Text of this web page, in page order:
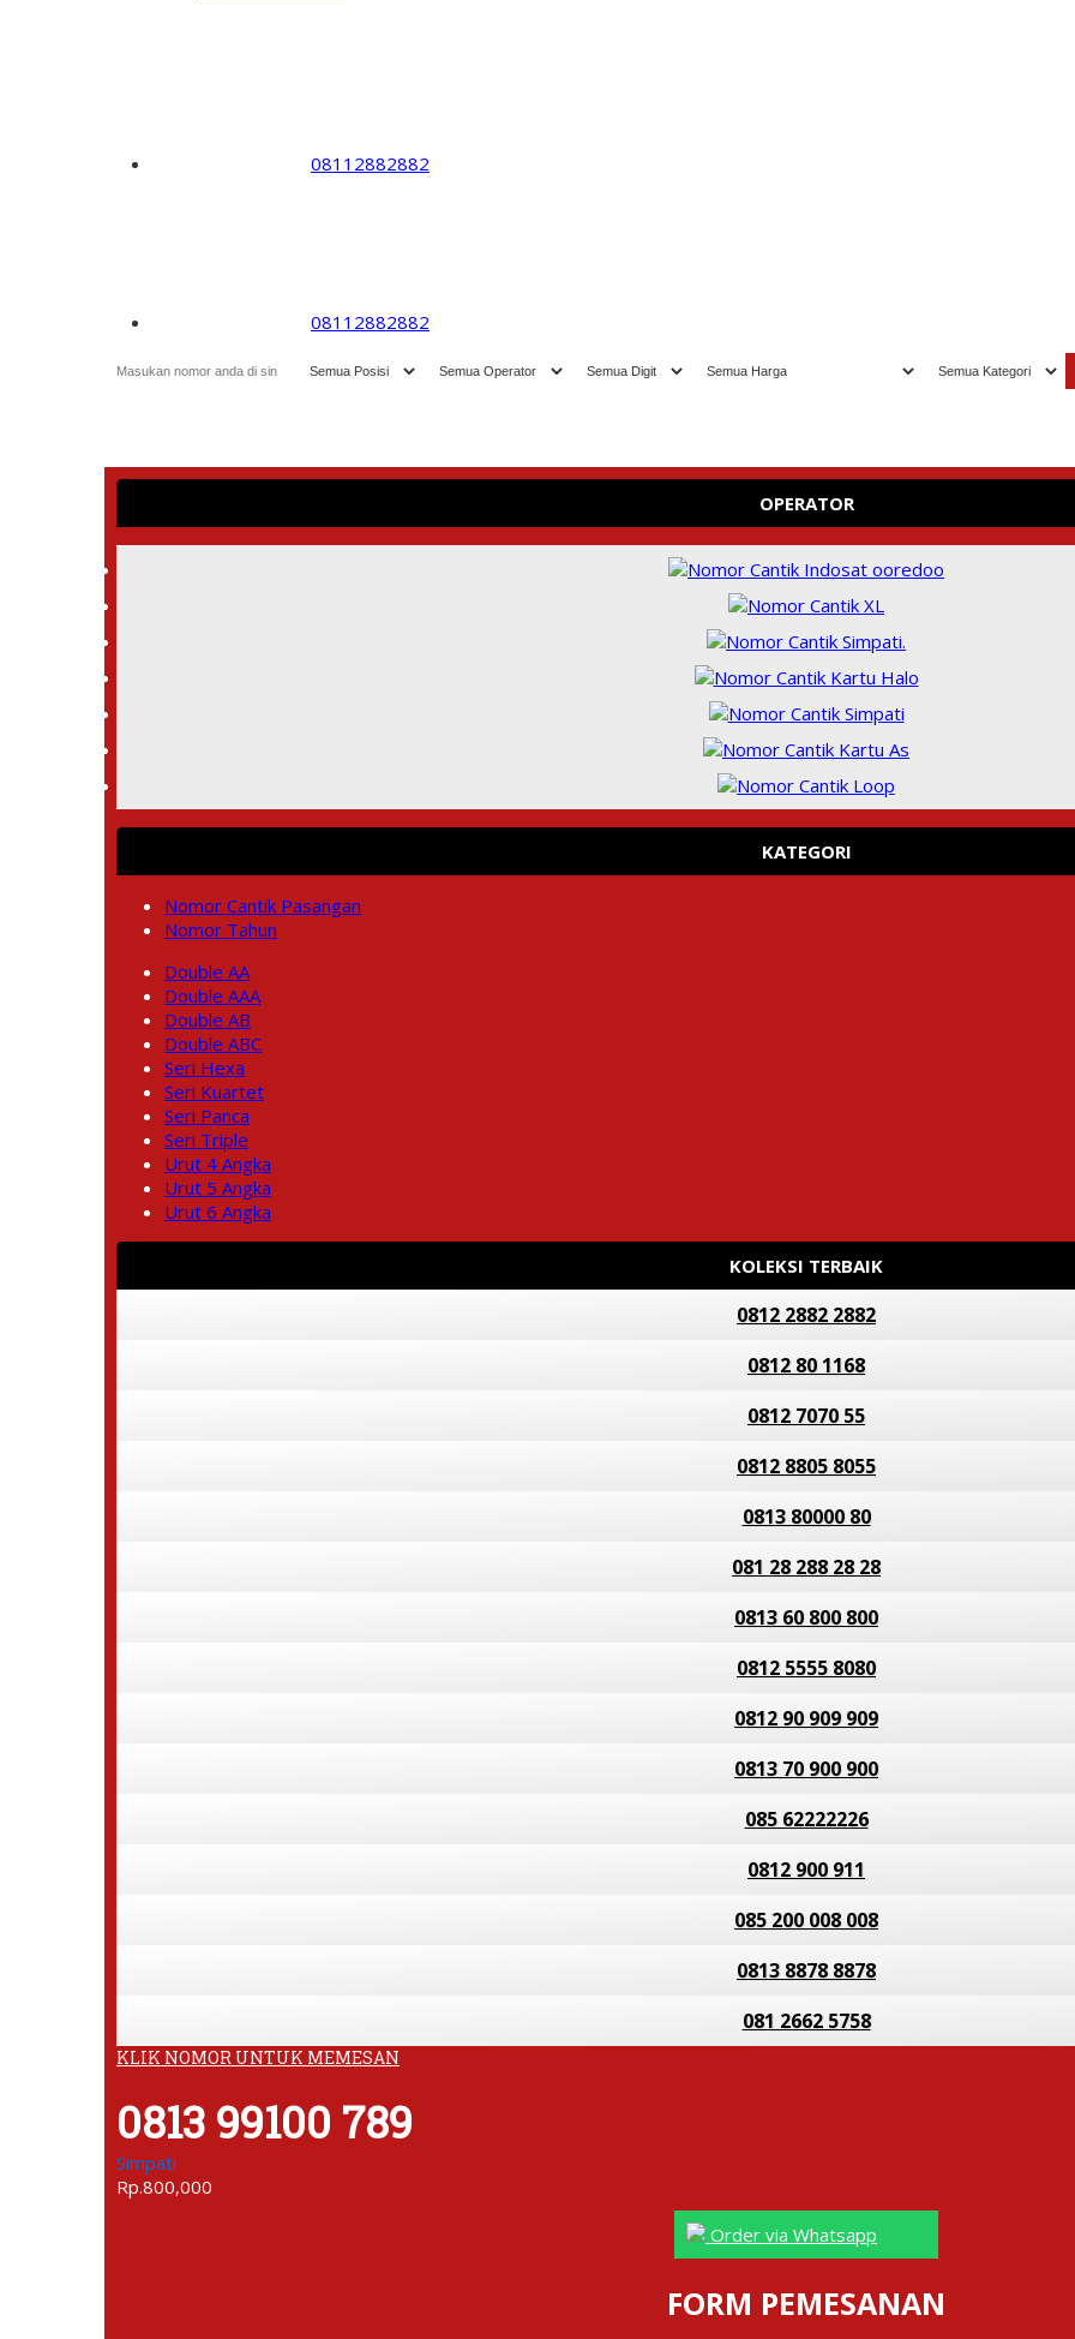
08112882882
08112882882
OPERATOR
KATEGORI
Nomor Cantik Pasangan
Nomor Tahun
Double AA
Double AAA
Double AB
Double ABC
Seri Hexa
Seri Kuartet
Seri Panca
Seri Triple
Urut 4 Angka
Urut 5 Angka
Urut 6 Angka
KOLEKSI TERBAIK
0812 2882 2882
0812 80 1168
0812 7070 55
0812 8805 8055
0813 80000 80
081 28 288 28 28
0813 60 800 800
0812 5555 8080
0812 90 909 909
0813 70 900 900
085 62222226
0812 900 911
085 200 008 008
0813 8878 8878
081 2662 5758
KLIK NOMOR UNTUK MEMESAN
0813 99100 789
Simpati
Rp.800,000
Order via Whatsapp
FORM PEMESANAN